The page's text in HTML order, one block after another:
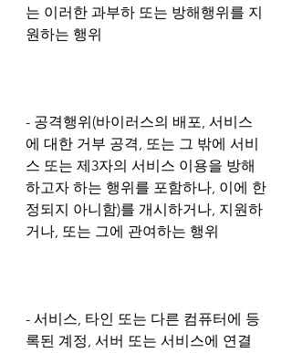
는 이러한 과부하 또는 방해행위를 지
원하는 행위
- 공격행위(바이러스의 배포, 서비스
에 대한 거부 공격, 또는 그 밖에 서비
스 또는 제3자의 서비스 이용을 방해
하고자 하는 행위를 포함하나, 이에 한
정되지 아니함)를 개시하거나, 지원하
거나, 또는 그에 관여하는 행위
- 서비스, 타인 또는 다른 컴퓨터에 등
록된 계정, 서버 또는 서비스에 연결